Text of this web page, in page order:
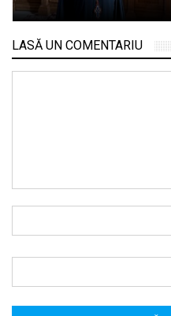
LASĂ UN COMENTARIU